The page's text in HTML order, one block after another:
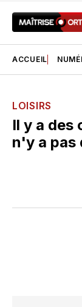
ACCUEIL
LOISIRS
Il y a des
n'y a pas